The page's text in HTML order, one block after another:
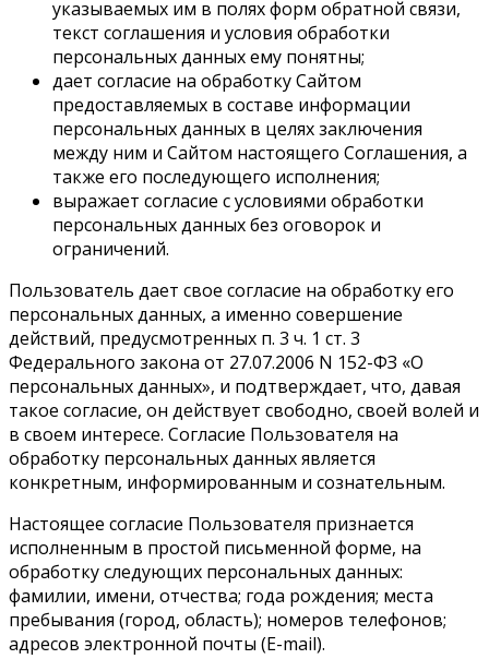
указываемых им в полях форм обратной связи,
текст соглашения и условия обработки
персональных данных ему понятны;
дает согласие на обработку Сайтом
предоставляемых в составе информации
персональных данных в целях заключения
между ним и Сайтом настоящего Соглашения, а
также его последующего исполнения;
выражает согласие с условиями обработки
персональных данных без оговорок и
ограничений.
Пользователь дает свое согласие на обработку его
персональных данных, а именно совершение
действий, предусмотренных п. 3 ч. 1 ст. 3
Федерального закона от 27.07.2006 N 152-ФЗ «О
персональных данных», и подтверждает, что, давая
такое согласие, он действует свободно, своей волей и
в своем интересе. Согласие Пользователя на
обработку персональных данных является
конкретным, информированным и сознательным.
Настоящее согласие Пользователя признается
исполненным в простой письменной форме, на
обработку следующих персональных данных:
фамилии, имени, отчества; года рождения; места
пребывания (город, область); номеров телефонов;
адресов электронной почты (E-mail).